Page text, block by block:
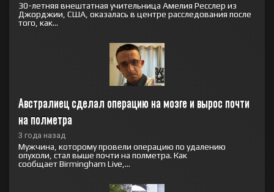
30-летняя внештатная учительница Амелия Ресслер из
Джорджии, США, оказалась в центре расследования после
того, как...
Австралиец сделал операцию на мозге и вырос почти
на полметра
3 года назад
Мужчина, которому провели операцию по удалению
опухоли, стал выше почти на полметра. Как
сообщает Birmingham Live,...